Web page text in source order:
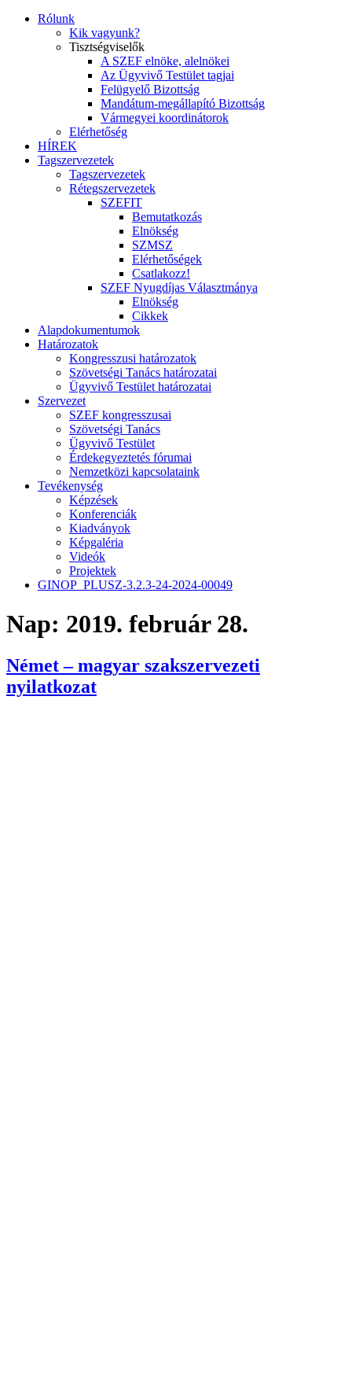
Rólunk
Kik vagyunk?
Tisztségviselők
A SZEF elnöke, alelnökei
Az Ügyvivő Testület tagjai
Felügyelő Bizottság
Mandátum-megállapító Bizottság
Vármegyei koordinátorok
Elérhetőség
HÍREK
Tagszervezetek
Tagszervezetek
Rétegszervezetek
SZEFIT
Bemutatkozás
Elnökség
SZMSZ
Elérhetőségek
Csatlakozz!
SZEF Nyugdíjas Választmánya
Elnökség
Cikkek
Alapdokumentumok
Határozatok
Kongresszusi határozatok
Szövetségi Tanács határozatai
Ügyvivő Testület határozatai
Szervezet
SZEF kongresszusai
Szövetségi Tanács
Ügyvivő Testület
Érdekegyeztetés fórumai
Nemzetközi kapcsolataink
Tevékenység
Képzések
Konferenciák
Kiadványok
Képgaléria
Videók
Projektek
GINOP_PLUSZ-3.2.3-24-2024-00049
Nap: 2019. február 28.
Német – magyar szakszervezeti
nyilatkozat